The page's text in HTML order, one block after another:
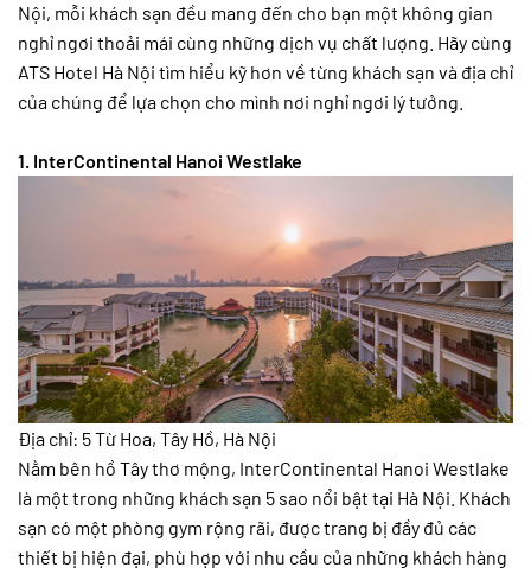
Nội, mỗi khách sạn đều mang đến cho bạn một không gian
nghỉ ngơi thoải mái cùng những dịch vụ chất lượng. Hãy cùng
ATS Hotel Hà Nội tìm hiểu kỹ hơn về từng khách sạn và địa chỉ
của chúng để lựa chọn cho mình nơi nghỉ ngơi lý tưởng.
1. InterContinental Hanoi Westlake
Địa chỉ: 5 Từ Hoa, Tây Hồ, Hà Nội
Nằm bên hồ Tây thơ mộng, InterContinental Hanoi Westlake
là một trong những khách sạn 5 sao nổi bật tại Hà Nội. Khách
sạn có một phòng gym rộng rãi, được trang bị đầy đủ các
thiết bị hiện đại, phù hợp với nhu cầu của những khách hàng